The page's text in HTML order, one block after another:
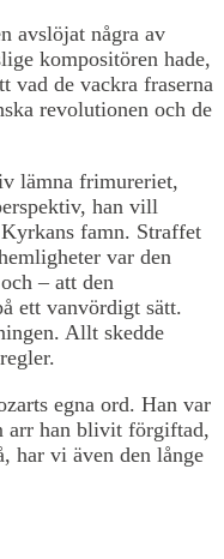
avslöjat några av
kompositören hade,
vad de vackra fraserna
revolutionen och de
lämna frimureriet,
han vill
famn. Straffet
var den
– att den
ett vanvördigt sätt.
Allt skedde
egna ord. Han var
arr han blivit förgiftad,
har vi även den långe